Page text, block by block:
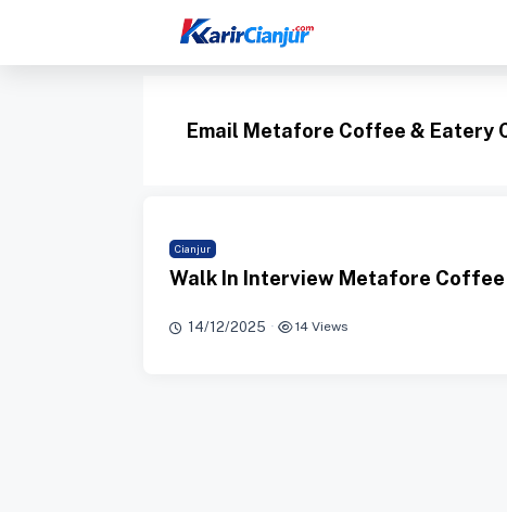
isi
Email Metafore Coffee & Eatery
Cianjur
Walk In Interview Metafore
14/12/2025 · 14 Views